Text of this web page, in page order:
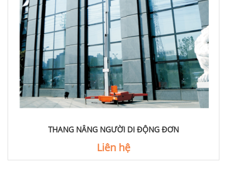
THANG NÂNG NGƯỜI DI ĐỘNG ĐƠN
Liên hệ